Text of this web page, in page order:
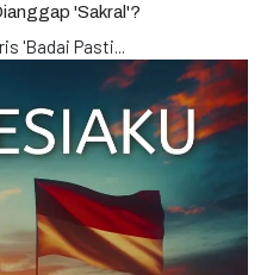
'Sakral'?
'Badai Pasti